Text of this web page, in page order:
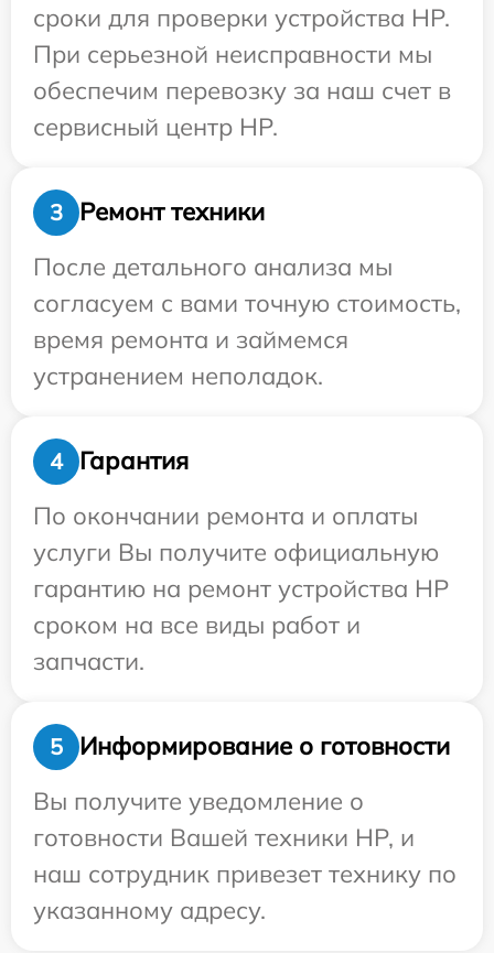
сроки для проверки устройства HP.
При серьезной неисправности мы
обеспечим перевозку за наш счет в
сервисный центр HP.
3
Ремонт техники
После детального анализа мы
согласуем с вами точную стоимость,
время ремонта и займемся
устранением неполадок.
4
Гарантия
По окончании ремонта и оплаты
услуги Вы получите официальную
гарантию на ремонт устройства HP
сроком на все виды работ и
запчасти.
5
Информирование о готовности
Вы получите уведомление о
готовности Вашей техники HP, и
наш сотрудник привезет технику по
указанному адресу.